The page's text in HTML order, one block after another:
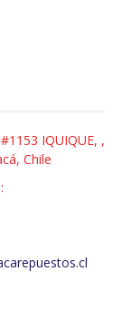
IQUIQUE, ,
Chile